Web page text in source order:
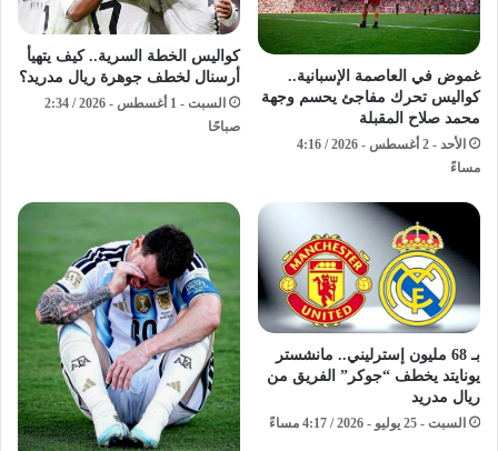
غموض في العاصمة الإسبانية..
كواليس تحرك مفاجئ يحسم وجهة
محمد صلاح المقبلة
الأحد - 2 أغسطس - 2026 / 4:16
مساءً
كواليس الخطة السرية.. كيف يتهيأ
أرسنال لخطف جوهرة ريال مدريد؟
السبت - 1 أغسطس - 2026 / 2:34
صباحًا
بـ 68 مليون إسترليني.. مانشستر
يونايتد يخطف “جوكر” الفريق من
ريال مدريد
السبت - 25 يوليو - 2026 / 4:17 مساءً